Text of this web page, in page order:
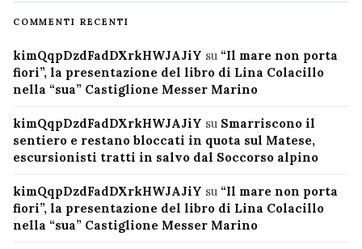
COMMENTI RECENTI
kimQqpDzdFadDXrkHWJAJiY su “Il mare non porta
fiori”, la presentazione del libro di Lina Colacillo
nella “sua” Castiglione Messer Marino
kimQqpDzdFadDXrkHWJAJiY su Smarriscono il
sentiero e restano bloccati in quota sul Matese,
escursionisti tratti in salvo dal Soccorso alpino
kimQqpDzdFadDXrkHWJAJiY su “Il mare non porta
fiori”, la presentazione del libro di Lina Colacillo
nella “sua” Castiglione Messer Marino